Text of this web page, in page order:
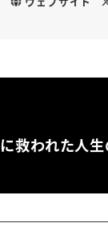
救われた人